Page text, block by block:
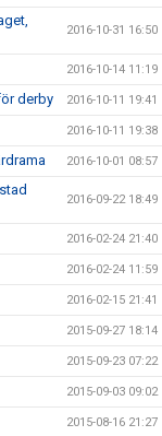
2016-10-31 16:50
2016-10-14 11:19
derby 2016-10-11 19:41
2016-10-11 19:38
2016-10-01 08:57
2016-09-22 18:49
2016-02-24 21:40
2016-02-24 11:59
2016-02-15 21:41
2015-09-27 18:14
2015-09-23 07:22
2015-09-03 09:02
2015-08-16 21:27